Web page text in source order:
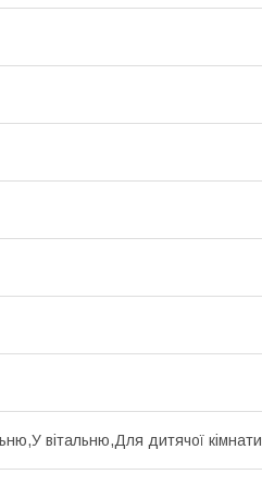
вітальню,Для дитячої кімнати